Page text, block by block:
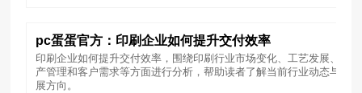
pc蛋蛋官方：印刷企业如何提升交付效率
印刷企业如何提升交付效率，围绕印刷行业市场变化、工艺发展、生
产管理和客户需求等方面进行分析，帮助读者了解当前行业动态与发
展方向。